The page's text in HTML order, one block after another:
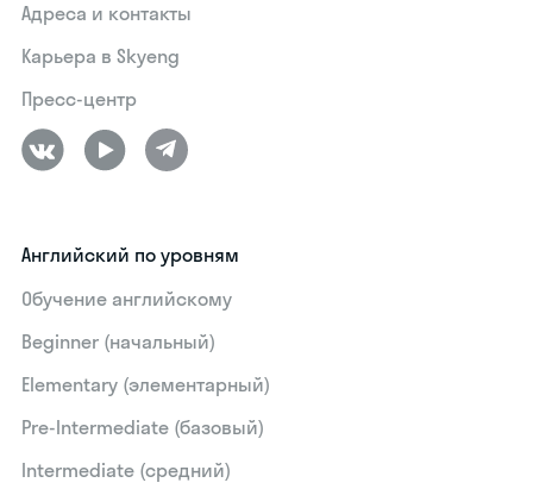
Адреса и контакты
Карьера в Skyeng
Пресс-центр
Английский по уровням
Обучение английскому
Beginner (начальный)
Elementary (элементарный)
Pre-Intermediate (базовый)
Intermediate (средний)